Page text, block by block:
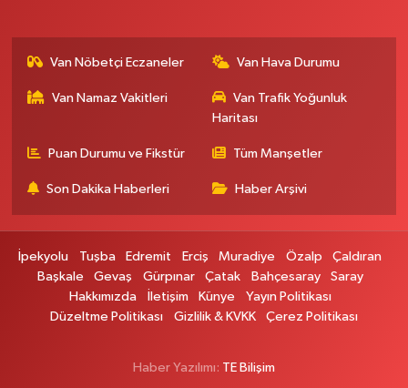
Akköprü mahallesi Beşyol mevkii sakatatçılar çarşısı altı şok market yanı
Gündüz Eczanesi
CUMHURİYET MAH. ATATÜRK CADDESİ NO:39 A
Merve Eczanesi
ZEYLAN CAD.BEKO BAYİ KARŞISI NO:13 MERVE ECZANESİ:ZEYLAN
Van Nöbetçi Eczaneler Van Hava Durumu
Van Namaz Vakitleri
Van Trafik Yoğunluk
Haritası
Puan Durumu ve Fikstür Tüm Manşetler
Son Dakika Haberleri Haber Arşivi
İpekyolu Tuşba Edremit Erciş Muradiye Özalp
Çaldıran
Başkale
Gevaş Gürpınar Çatak Bahçesaray
Saray
Hakkımızda
İletişim Künye
Yayın Politikası
Düzeltme Politikası
Gizlilik & KVKK Çerez Politikası
Haber Yazılımı: TE Bilişim